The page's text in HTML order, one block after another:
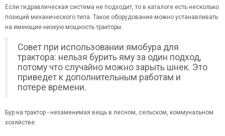
Если гидравлическая система не подходит, то в каталоге есть несколько
позиций механического типа. Такое оборудование можно устанавливать
на имеющие низкую мощность тракторы.
Совет при использовании ямобура для
трактора: нельзя бурить яму за один подход,
потому что случайно можно зарыть шнек. Это
приведет к дополнительным работам и
потере времени.
Бур на трактор - незаменимая вещь в лесном, сельском, коммунальном
хозяйстве.